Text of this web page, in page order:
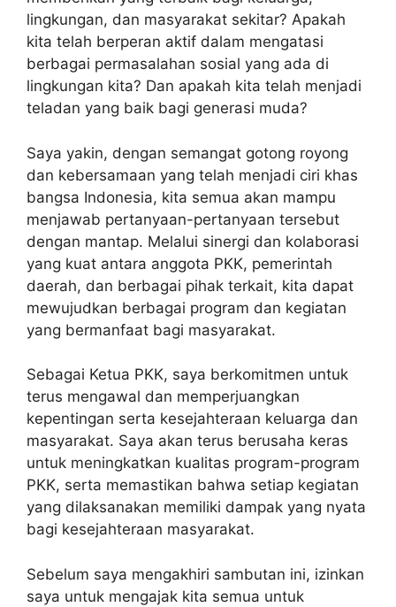
lingkungan, dan masyarakat sekitar? Apakah
kita telah berperan aktif dalam mengatasi
berbagai permasalahan sosial yang ada di
lingkungan kita? Dan apakah kita telah menjadi
teladan yang baik bagi generasi muda?
Saya yakin, dengan semangat gotong royong
dan kebersamaan yang telah menjadi ciri khas
bangsa Indonesia, kita semua akan mampu
menjawab pertanyaan-pertanyaan tersebut
dengan mantap. Melalui sinergi dan kolaborasi
yang kuat antara anggota PKK, pemerintah
daerah, dan berbagai pihak terkait, kita dapat
mewujudkan berbagai program dan kegiatan
yang bermanfaat bagi masyarakat.
Sebagai Ketua PKK, saya berkomitmen untuk
terus mengawal dan memperjuangkan
kepentingan serta kesejahteraan keluarga dan
masyarakat. Saya akan terus berusaha keras
untuk meningkatkan kualitas program-program
PKK, serta memastikan bahwa setiap kegiatan
yang dilaksanakan memiliki dampak yang nyata
bagi kesejahteraan masyarakat.
Sebelum saya mengakhiri sambutan ini, izinkan
saya untuk mengajak kita semua untuk